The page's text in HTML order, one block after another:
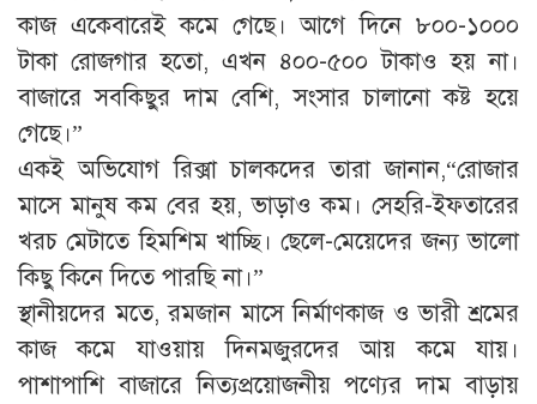
কাজ একেবারেই কমে গেছে। আগে দিনে ৮০০-১০০০
টাকা রোজগার হতো, এখন ৪০০-৫০০ টাকাও হয় না।
বাজারে সবকিছুর দাম বেশি, সংসার চালানো কষ্ট হয়ে
গেছে।”
একই অভিযোগ রিক্সা চালকদের তারা জানান,“রোজার
মাসে মানুষ কম বের হয়, ভাড়াও কম। সেহরি-ইফতারের
খরচ মেটাতে হিমশিম খাচ্ছি। ছেলে-মেয়েদের জন্য ভালো
কিছু কিনে দিতে পারছি না।”
স্থানীয়দের মতে, রমজান মাসে নির্মাণকাজ ও ভারী শ্রমের
কাজ কমে যাওয়ায় দিনমজুরদের আয় কমে যায়।
পাশাপাশি বাজারে নিত্যপ্রয়োজনীয় পণ্যের দাম বাড়ায়